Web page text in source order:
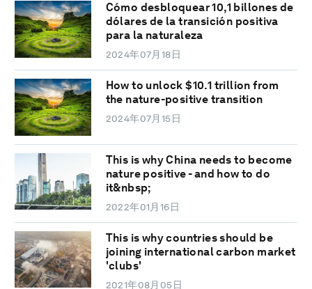
Cómo desbloquear 10,1 billones de
dólares de la transición positiva
para la naturaleza
2024年07月18日
How to unlock $10.1 trillion from
the nature-positive transition
2024年07月15日
This is why China needs to become
nature positive - and how to do
it&nbsp;
2022年01月16日
This is why countries should be
joining international carbon market
'clubs'
2021年08月05日